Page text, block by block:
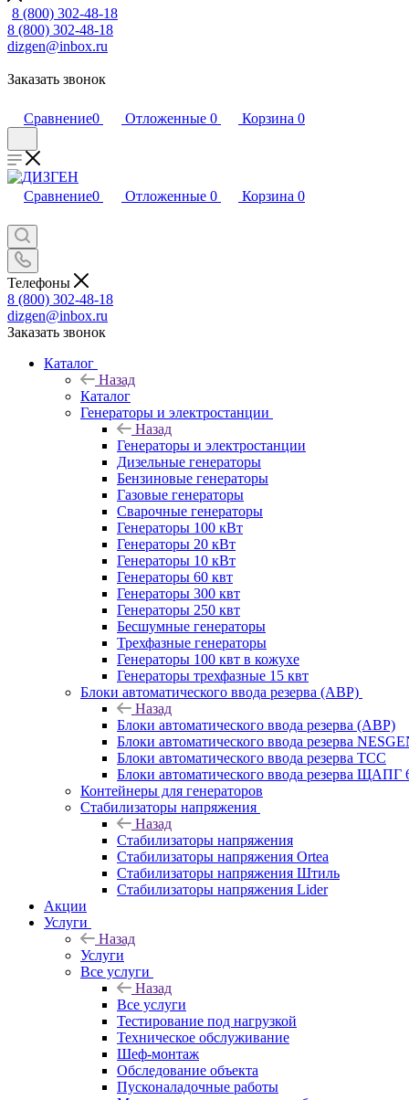
8 (800) 302-48-18
8 (800) 302-48-18
dizgen@inbox.ru
Заказать звонок
Сравнение0 Отложенные 0 Корзина 0
Сравнение0 Отложенные 0 Корзина 0
Телефоны
8 (800) 302-48-18
dizgen@inbox.ru
Заказать звонок
Каталог
Назад
Каталог
Генераторы и электростанции
Назад
Генераторы и электростанции
Дизельные генераторы
Бензиновые генераторы
Газовые генераторы
Сварочные генераторы
Генераторы 100 кВт
Генераторы 20 кВт
Генераторы 10 кВт
Генераторы 60 квт
Генераторы 300 квт
Генераторы 250 квт
Бесшумные генераторы
Трехфазные генераторы
Генераторы 100 квт в кожухе
Генераторы трехфазные 15 квт
Блоки автоматического ввода резерва (АВР)
Назад
Блоки автоматического ввода резерва (АВР)
Блоки автоматического ввода резерва
Блоки автоматического ввода резерва ТСС
Блоки автоматического ввода резерва ЩАПГ
Контейнеры для генераторов
Стабилизаторы напряжения
Назад
Стабилизаторы напряжения
Стабилизаторы напряжения Ortea
Стабилизаторы напряжения Штиль
Стабилизаторы напряжения Lider
Акции
Услуги
Назад
Услуги
Все услуги
Назад
Все услуги
Тестирование под нагрузкой
Техническое обслуживание
Шеф-монтаж
Обследование объекта
Пусконаладочные работы